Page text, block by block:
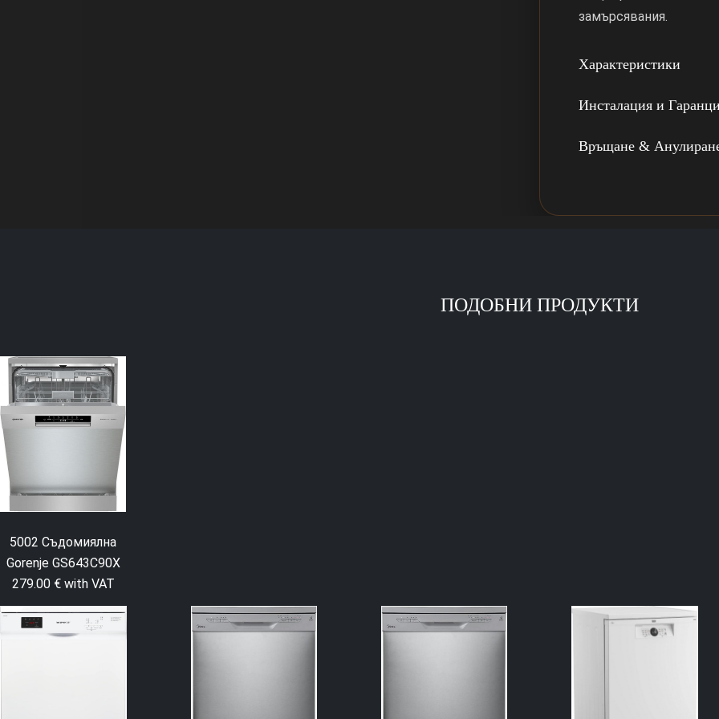
замърсявания.
Характеристики
Инсталация и
Връщане &
ПОДОБНИ ПРОДУКТИ
5002 Съдомиялна
Gorenje GS643C90X
279.00 € with VAT